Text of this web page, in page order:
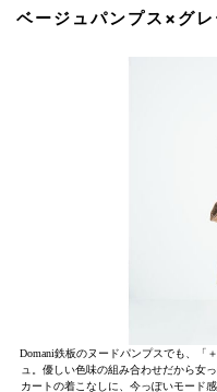
ベージュパンプス×グ
Domani鉄板のヌードパンプスでも、「
ュ。優しい色味の組み合わせだから女
カートの着こなしに、今っぽいモード